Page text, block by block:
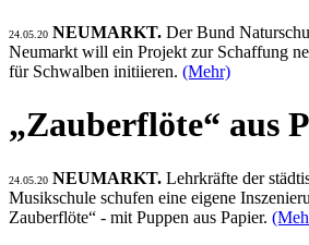
24.05.20 NEUMARKT. Der Bund
Neumarkt will ein Projekt zur Schaffung
für Schwalben initiieren. (Mehr)
„Zauberflöte“ aus
24.05.20 NEUMARKT. Lehrkräfte der
Musikschule schufen eine eigene
Zauberflöte“ - mit Puppen aus Papier.